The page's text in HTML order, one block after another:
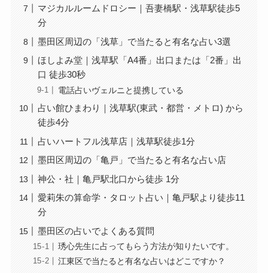
マジカルルームドロシー｜吾妻橋駅・浅草駅徒歩5
分
墨田区周辺の「浅草」で当たると有名な占い3選
ほしよみ堂｜浅草駅「A4番」出口または「2番」出
口 徒歩30秒
電話占いヴェルニと提携している
占い館ひまわり｜浅草駅(東武・都営・メトロ) から
徒歩4分
占いハートフル浅草店｜浅草駅徒歩1分
墨田区周辺の「亀戸」で当たると有名な占い店
神公・社｜亀戸駅北口から徒歩 1分
愛莉朱の算命学・タロット占い｜亀戸駅より徒歩11
分
墨田区の占いでよくある質問
琇心先生に占ってもらう方法が知りたいです。
江東区で当たると有名な占いはどこですか？